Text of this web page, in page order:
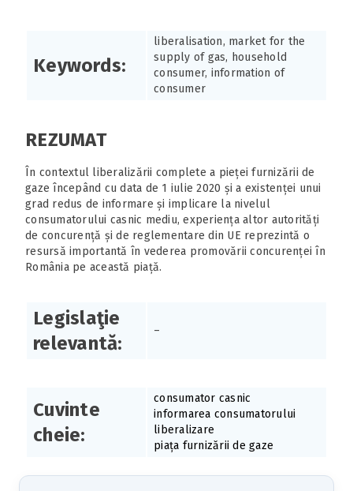
Keywords:
liberalisation, market for the
supply of gas, household
consumer, information of
consumer
REZUMAT
În contextul liberalizării complete a pieței furnizării de
gaze începând cu data de 1 iulie 2020 și a existenței unui
grad redus de informare și implicare la nivelul
consumatorului casnic mediu, experiența altor autorități
de concurență și de reglementare din UE reprezintă o
resursă importantă în vederea promovării concurenței în
România pe această piață.
Legislaţie
relevantă:
–
Cuvinte
cheie:
consumator casnic
informarea consumatorului
liberalizare
piața furnizării de gaze